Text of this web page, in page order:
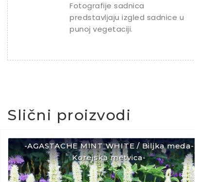
Fotografije sadnica
predstavljaju izgled sadnice u
punoj vegetaciji.
Slični proizvodi
-AGASTACHE MINT WHITE / Biljka meda-
Korejska metvica-